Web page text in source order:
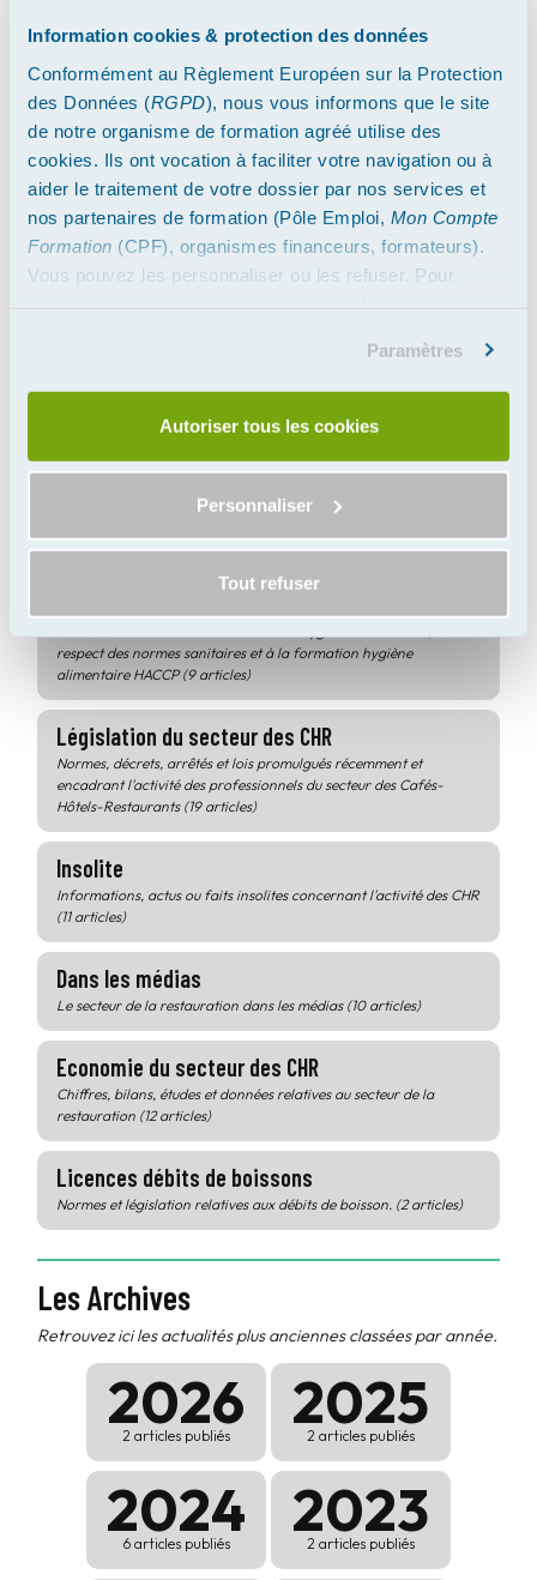
Information cookies & protection des données
Conformément au Règlement Européen sur la Protection
des Données (RGPD), nous vous informons que le site
de notre organisme de formation agréé utilise des
cookies. Ils ont vocation à faciliter votre navigation ou à
aider le traitement de votre dossier par nos services et
nos partenaires de formation (Pôle Emploi, Mon Compte
Formation (CPF), organismes financeurs, formateurs).
Vous pouvez les personnaliser ou les refuser. Pour
Paramètres
Autoriser tous les cookies
Personnaliser
Tout refuser
Nombre d'établissements contrôlés : 119 200
Nombre d'analyses : 294 000
Visites sur le site Internet DGGCCRF : 4 254 171
Manquements constatés : 115 830
Avertissements : 84 068
Procès-verbaux : 13 897
Mesures de police administrative : 17 701
Saisies : 88
Transactions : 2 914
Actualité suivante
Permis d'Exploitation
Informations et actualités relatives à la vente de boissons
d'Exploitation (4 articles)
respect des normes sanitaires et à la formation hygiène
alimentaire HACCP (9 articles)
Législation du secteur des CHR
Normes, décrets, arrêtés et lois promulgués récemment et
encadrant l'activité des professionnels du secteur des Cafés-
Hôtels-Restaurants (19 articles)
Insolite
Informations, actus ou faits insolites concernant l'activité des CHR
(11 articles)
Dans les médias
Le secteur de la restauration dans les médias (10 articles)
Economie du secteur des CHR
Chiffres, bilans, études et données relatives au secteur de la
restauration (12 articles)
Licences débits de boissons
Normes et législation relatives aux débits de boisson. (2 articles)
Les Archives
Retrouvez ici les actualités plus anciennes classées par année.
2026
2 articles publiés 2025
2 articles publiés
2024
6 articles publiés 2023
2 articles publiés